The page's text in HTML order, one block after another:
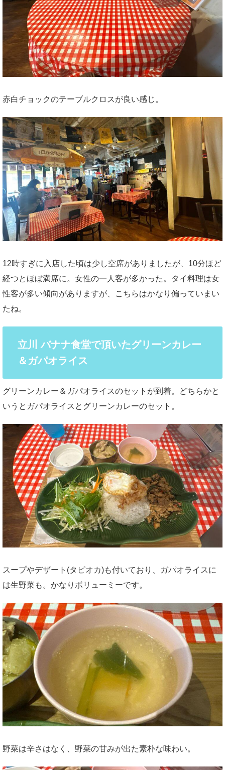
赤白チョックのテーブルクロスが良い感じ。
12時すぎに入店した頃は少し空席がありましたが、10分ほど
経つとほぼ満席に。女性の一人客が多かった。タイ料理は女
性客が多い傾向がありますが、こちらはかなり偏っていまい
たね。
立川 バナナ食堂で頂いたグリーンカレー
＆ガパオライス
グリーンカレー＆ガパオライスのセットが到着。どちらかと
いうとガパオライスとグリーンカレーのセット。
スープやデザート(タピオカ)も付いており、ガパオライスに
は生野菜も。かなりボリューミーです。
野菜は辛さはなく、野菜の甘みが出た素朴な味わい。